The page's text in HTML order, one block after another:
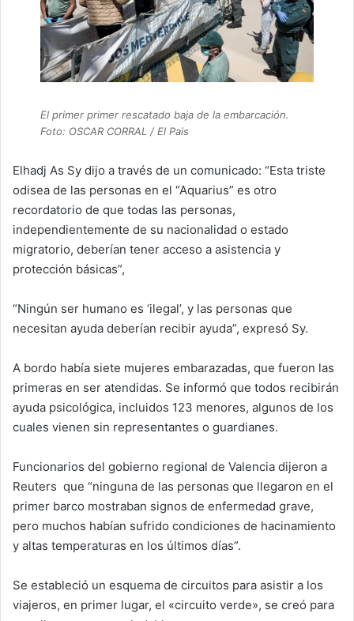
El primer primer rescatado baja de la embarcación.
Foto: OSCAR CORRAL / El Pais
Elhadj As Sy dijo a través de un comunicado: “Esta triste
odisea de las personas en el “Aquarius” es otro
recordatorio de que todas las personas,
independientemente de su nacionalidad o estado
migratorio, deberían tener acceso a asistencia y
protección básicas”,
“Ningún ser humano es ‘ilegal’, y las personas que
necesitan ayuda deberían recibir ayuda”, expresó Sy.
A bordo había siete mujeres embarazadas, que fueron las
primeras en ser atendidas. Se informó que todos recibirán
ayuda psicológica, incluidos 123 menores, algunos de los
cuales vienen sin representantes o guardianes.
Funcionarios del gobierno regional de Valencia dijeron a
Reuters que “ninguna de las personas que llegaron en el
primer barco mostraban signos de enfermedad grave,
pero muchos habían sufrido condiciones de hacinamiento
y altas temperaturas en los últimos días”.
Se estableció un esquema de circuitos para asistir a los
viajeros, en primer lugar, el «circuito verde», se creó para